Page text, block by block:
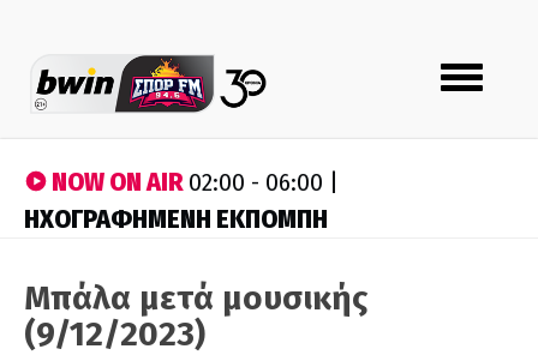
Toggle
navigation
NOW ON AIR02:00 - 06:00 |
ΗΧΟΓΡΑΦΗΜΕΝΗ ΕΚΠΟΜΠΗ
Μπάλα μετά μουσικής
(9/12/2023)